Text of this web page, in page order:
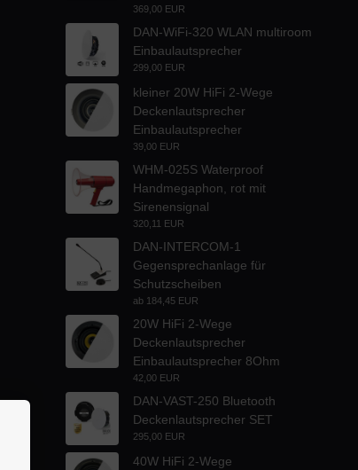
369,00 EUR
DAN-WiFi-320 WLAN multiroom
Einbaulautsprecher
299,00 EUR
kleiner 20W HiFi 2-Wege
Deckenlautsprecher
Einbaulautsprecher
39,00 EUR
WHM-025S Waterproof
Handmegaphon, rot mit
Sirenensignal
320,11 EUR
DAN-INTERCOM-1
Gegensprechanlage für
Schutzscheiben
ab 184,45 EUR
20W HiFi 2-Wege
Deckenlautsprecher
Einbaulautsprecher 8Ohm
42,00 EUR
DAN-VAST-250 Bluetooth
Deckenlautsprecher SET
295,00 EUR
40W HiFi 2-Wege